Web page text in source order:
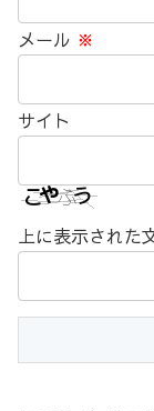
メール ※
サイト
上に表示された